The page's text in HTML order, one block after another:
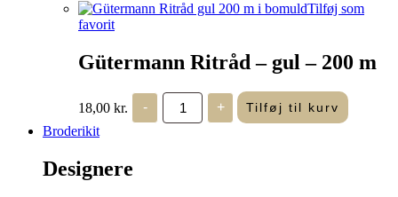
Tilføj som
favorit
Gütermann Ritråd – gul – 200 m
18,00 kr. -
Gütermann
Ritråd
-
+ Tilføj til kurv
Broderikit
Designere